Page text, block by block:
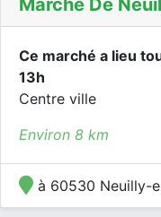
Marché De
Ce marché a lieu
13h
Centre ville
Environ 8 km
à 60530 Neuilly-